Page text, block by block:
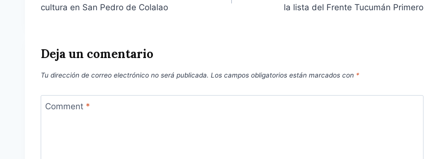
cultura en San Pedro de Colalao
la lista del Frente Tucumán Primero
Deja un comentario
Tu dirección de correo electrónico no será publicada. Los campos obligatorios están marcados con *
Comment *